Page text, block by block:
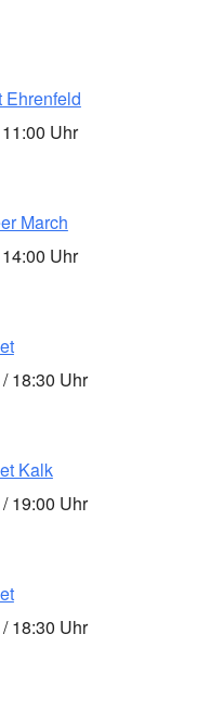
Ehrenfeld
Uhr
March
Uhr
18:30 Uhr
Kalk
19:00 Uhr
18:30 Uhr